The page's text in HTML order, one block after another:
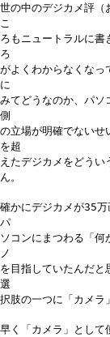
世の中のデジカメ評（
こ
ろもニュートラルに書
ろ
がよくわからなくなっ
に
みてどうなのか、パソ
側
の立場が明確でないせ
を超
えたデジカメをどう
ん。
確かにデジカメが35万
パ
ソコンにまつわる「
ノ
を目指していたんだと
選
択肢の一つに「カメラ
早く「カメラ」として